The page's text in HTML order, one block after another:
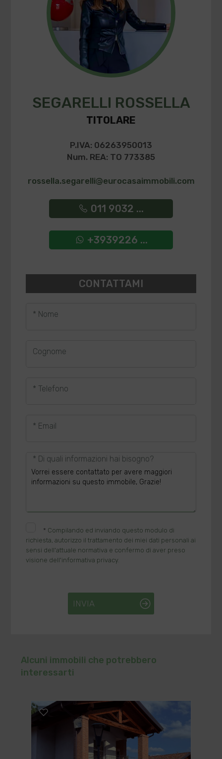
SEGARELLI ROSSELLA
TITOLARE
P.IVA: 06263950013
Num. REA: TO 773385
rossella.segarelli@eurocasaimmobili.com
011 9032 ...
+3939226 ...
CONTATTAMI
* Nome
Cognome
* Telefono
* Email
* Di quali informazioni hai bisogno?
* Compilando ed inviando questo modulo di
richiesta, autorizzo il trattamento dei miei dati personali ai
sensi dell'attuale normativa e confermo di aver preso
visione dell'informativa privacy.
INVIA
Alcuni immobili che potrebbero
interessarti